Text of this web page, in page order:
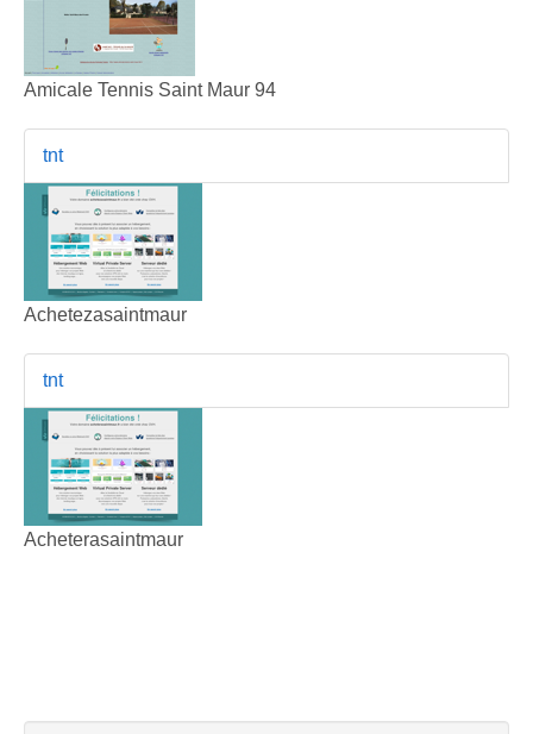
Amicale Tennis Saint Maur 94
tnt
Achetezasaintmaur
tnt
Acheterasaintmaur